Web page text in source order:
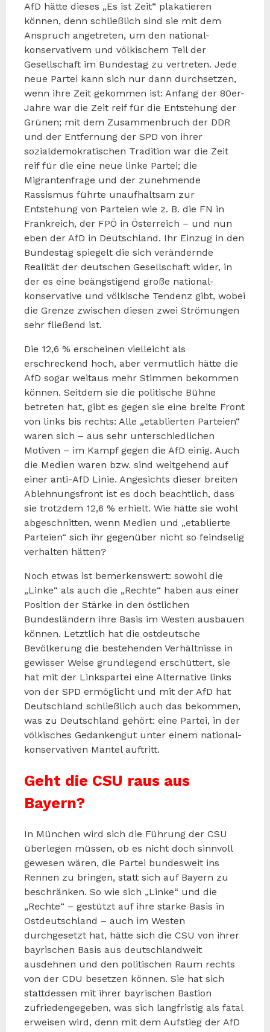
AfD hätte dieses „Es ist Zeit“ plakatieren
können, denn schließlich sind sie mit dem
Anspruch angetreten, um den national-
konservativem und völkischem Teil der
Gesellschaft im Bundestag zu vertreten. Jede
neue Partei kann sich nur dann durchsetzen,
wenn ihre Zeit gekommen ist: Anfang der 80er-
Jahre war die Zeit reif für die Entstehung der
Grünen; mit dem Zusammenbruch der DDR
und der Entfernung der SPD von ihrer
sozialdemokratischen Tradition war die Zeit
reif für die eine neue linke Partei; die
Migrantenfrage und der zunehmende
Rassismus führte unaufhaltsam zur
Entstehung von Parteien wie z. B. die FN in
Frankreich, der FPÖ in Österreich – und nun
eben der AfD in Deutschland. Ihr Einzug in den
Bundestag spiegelt die sich verändernde
Realität der deutschen Gesellschaft wider, in
der es eine beängstigend große national-
konservative und völkische Tendenz gibt, wobei
die Grenze zwischen diesen zwei Strömungen
sehr fließend ist.
Die 12,6 % erscheinen vielleicht als
erschreckend hoch, aber vermutlich hätte die
AfD sogar weitaus mehr Stimmen bekommen
können. Seitdem sie die politische Bühne
betreten hat, gibt es gegen sie eine breite Front
von links bis rechts: Alle „etablierten Parteien“
waren sich – aus sehr unterschiedlichen
Motiven – im Kampf gegen die AfD einig. Auch
die Medien waren bzw. sind weitgehend auf
einer anti-AfD Linie. Angesichts dieser breiten
Ablehnungsfront ist es doch beachtlich, dass
sie trotzdem 12,6 % erhielt. Wie hätte sie wohl
abgeschnitten, wenn Medien und „etablierte
Parteien“ sich ihr gegenüber nicht so feindselig
verhalten hätten?
Noch etwas ist bemerkenswert: sowohl die
„Linke“ als auch die „Rechte“ haben aus einer
Position der Stärke in den östlichen
Bundesländern ihre Basis im Westen ausbauen
können. Letztlich hat die ostdeutsche
Bevölkerung die bestehenden Verhältnisse in
gewisser Weise grundlegend erschüttert, sie
hat mit der Linkspartei eine Alternative links
von der SPD ermöglicht und mit der AfD hat
Deutschland schließlich auch das bekommen,
was zu Deutschland gehört: eine Partei, in der
völkisches Gedankengut unter einem national-
konservativen Mantel auftritt.
Geht die CSU raus aus
Bayern?
In München wird sich die Führung der CSU
überlegen müssen, ob es nicht doch sinnvoll
gewesen wären, die Partei bundesweit ins
Rennen zu bringen, statt sich auf Bayern zu
beschränken. So wie sich „Linke“ und die
„Rechte“ – gestützt auf ihre starke Basis in
Ostdeutschland – auch im Westen
durchgesetzt hat, hätte sich die CSU von ihrer
bayrischen Basis aus deutschlandweit
ausdehnen und den politischen Raum rechts
von der CDU besetzen können. Sie hat sich
stattdessen mit ihrer bayrischen Bastion
zufriedengegeben, was sich langfristig als fatal
erweisen wird, denn mit dem Aufstieg der AfD